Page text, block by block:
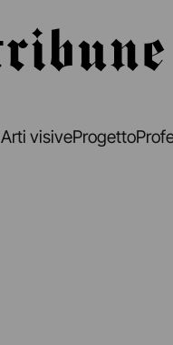
Arti visiveProgetto